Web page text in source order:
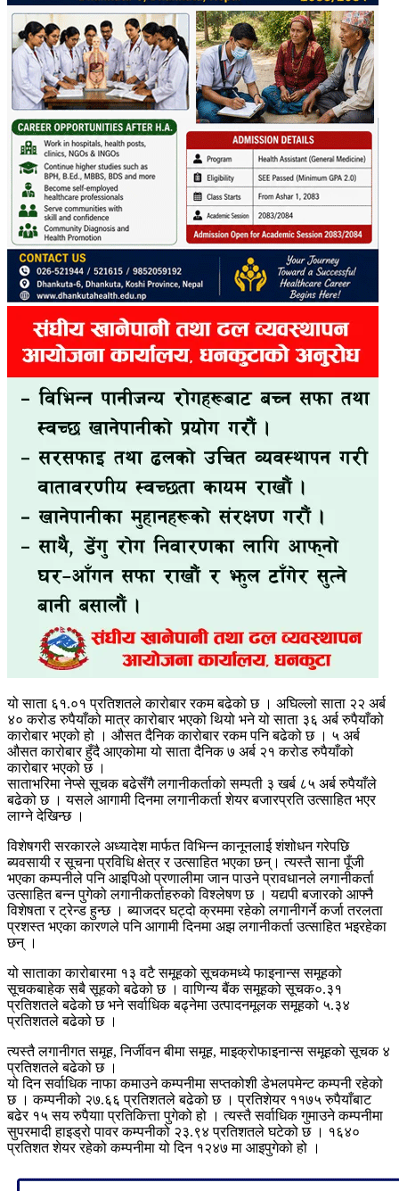
यो साता ६१.०१ प्रतिशतले कारोबार रकम बढेको छ । अघिल्लो साता २२ अर्ब
४० करोड रुपैयाँको मात्र कारोबार भएको थियो भने यो साता ३६ अर्ब रुपैयाँको
कारोबार भएको हो । औसत दैनिक कारोबार रकम पनि बढेको छ । ५ अर्ब
औसत कारोबार हुँदै आएकोमा यो साता दैनिक ७ अर्ब २१ करोड रुपैयाँको
कारोबार भएको छ ।
साताभरिमा नेप्से सूचक बढेसँगै लगानीकर्ताको सम्पती ३ खर्ब ८५ अर्ब रुपैयाँले
बढेको छ । यसले आगामी दिनमा लगानीकर्ता शेयर बजारप्रति उत्साहित भएर
लाग्ने देखिन्छ ।
विशेषगरी सरकारले अध्यादेश मार्फत विभिन्न कानूनलाई शंशोधन गरेपछि
ब्यवसायी र सूचना प्रविधि क्षेत्र र उत्साहित भएका छन्। त्यस्तै साना पूँजी
भएका कम्पनीले पनि आइपिओ प्रणालीमा जान पाउने प्रावधानले लगानीकर्ता
उत्साहित बन्न पुगेको लगानीकर्ताहरुको विश्लेषण छ । यद्यपी बजारको आफ्नै
विशेषता र ट्रेन्ड हुन्छ । ब्याजदर घट्दो क्रममा रहेको लगानीगर्ने कर्जा तरलता
प्रशस्त भएका कारणले पनि आगामी दिनमा अझ लगानीकर्ता उत्साहित भइरहेका
छन् ।
यो साताका कारोबारमा १३ वटै समूहको सूचकमध्ये फाइनान्स समूहको
सूचकबाहेक सबै सूहको बढेको छ । वाणिन्य बैंक समूहको सूचक०.३१
प्रतिशतले बढेको छ भने सर्वाधिक बढ्नेमा उत्पादनमूलक समूहको ५.३४
प्रतिशतले बढेको छ ।
त्यस्तै लगानीगत समूह, निर्जीवन बीमा समूह, माइक्रोफाइनान्स समूहको सूचक ४
प्रतिशतले बढेको छ ।
यो दिन सर्वाधिक नाफा कमाउने कम्पनीमा सप्तकोशी डेभलपमेन्ट कम्पनी रहेको
छ । कम्पनीको २७.६६ प्रतिशतले बढेको छ । प्रतिशेयर ११७५ रुपैयाँबाट
बढेर १५ सय रुपैयाा प्रतिकित्ता पुगेको हो । त्यस्तै सर्वाधिक गुमाउने कम्पनीमा
सुपरमादी हाइड्रो पावर कम्पनीको २३.९४ प्रतिशतले घटेको छ । १६४०
प्रतिशत शेयर रहेको कम्पनीमा यो दिन १२४७ मा आइपुगेको हो ।